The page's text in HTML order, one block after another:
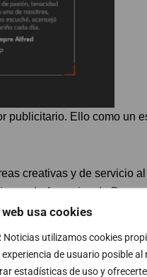
web usa cookies
Noticias utilizamos cookies
experiencia de usuario posible
estadísticas de uso y
publicitario. Ello como un
creativas y de servicio
de Agencias de
como asociado
. Esta es una agencia